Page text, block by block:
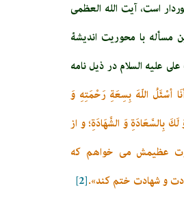
است، آیت الله العظمی
مسأله با محوریت اندیشۀ
عليه السلام در ذيل نامه
أسْئَلُ اللّهَ بِسِعَةِ رَحْمَتِهِ وَ
بِالسَّعَادَةِ وَ الشَّهَادَةِ؛ و از
عظيمش مى ‏خواهم كه
و شهادت ختم كند».[2]